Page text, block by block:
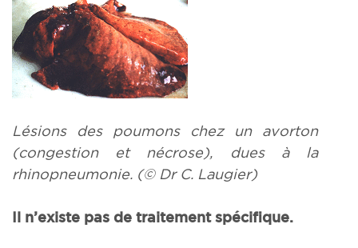
Lésions des poumons chez un avorton
(congestion et nécrose), dues à la
rhinopneumonie. (© Dr C. Laugier)
Il n’existe pas de traitement spécifique.